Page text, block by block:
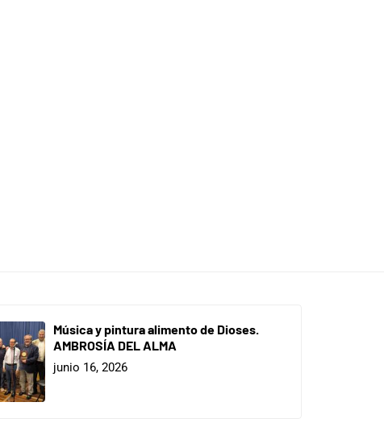
Música y pintura alimento de Dioses.
AMBROSÍA DEL ALMA
junio 16, 2026